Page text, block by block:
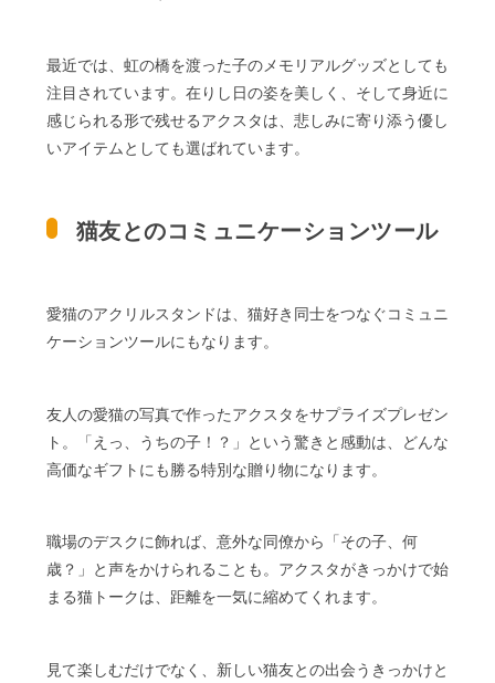
最近では、虹の橋を渡った子のメモリアルグッズとしても
注目されています。在りし日の姿を美しく、そして身近に
感じられる形で残せるアクスタは、悲しみに寄り添う優し
いアイテムとしても選ばれています。
猫友とのコミュニケーションツール
愛猫のアクリルスタンドは、猫好き同士をつなぐコミュニ
ケーションツールにもなります。
友人の愛猫の写真で作ったアクスタをサプライズプレゼン
ト。「えっ、うちの子！？」という驚きと感動は、どんな
高価なギフトにも勝る特別な贈り物になります。
職場のデスクに飾れば、意外な同僚から「その子、何
歳？」と声をかけられることも。アクスタがきっかけで始
まる猫トークは、距離を一気に縮めてくれます。
見て楽しむだけでなく、新しい猫友との出会うきっかけと